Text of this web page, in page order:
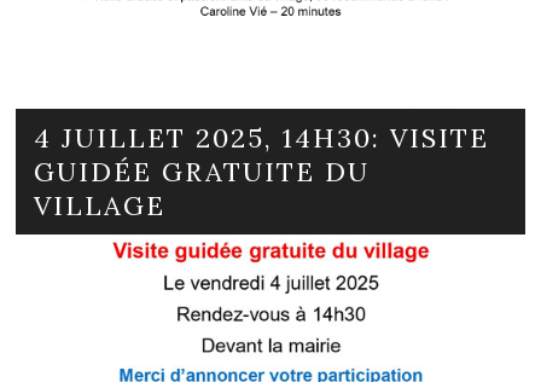
4 JUILLET 2025, 14H30: VISITE
GUIDÉE GRATUITE DU
VILLAGE